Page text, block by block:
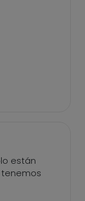
están
tenemos